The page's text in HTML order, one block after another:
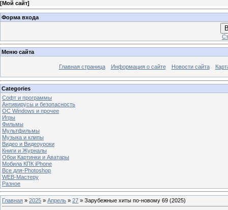
[Мой сайт]
Форма входа
Меню сайта
Главная страница Информация о сайте Новости сайта
Categories
Софт и программы
Антивирусы и безопасность
OC Windows и прочее
Игры
Фильмы
Мультфильмы
Музыка и клипы
Видео и Видеоуроки
Книги и Журналы
Обои Картинки и Аватары
Мобила КПК iPhone
Все для-Photoshop
WEB-Мастеру
Разное
Главная » 2025 » Апрель » 27 » Зарубежные хиты по-новому 69 (2025)